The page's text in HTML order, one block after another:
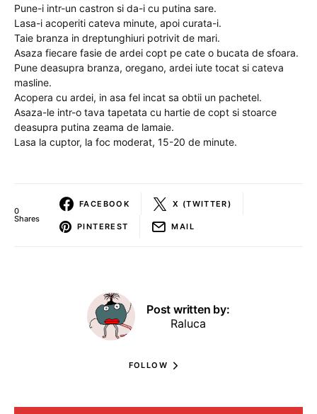
Pune-i intr-un castron si da-i cu putina sare.
Lasa-i acoperiti cateva minute, apoi curata-i.
Taie branza in dreptunghiuri potrivit de mari.
Asaza fiecare fasie de ardei copt pe cate o bucata de sfoara.
Pune deasupra branza, oregano, ardei iute tocat si cateva
masline.
Acopera cu ardei, in asa fel incat sa obtii un pachetel.
Asaza-le intr-o tava tapetata cu hartie de copt si stoarce
deasupra putina zeama de lamaie.
Lasa la cuptor, la foc moderat, 15-20 de minute.
0
Shares
FACEBOOK X (TWITTER)
PINTEREST MAIL
Post written by:
Raluca
FOLLOW